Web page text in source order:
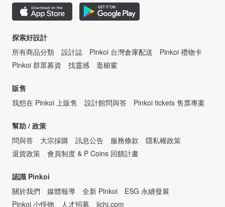
探索好設計
所有商品分類
設計誌 Pinkoi 台灣倉庫配送
Pinkoi 禮物卡
Pinkoi 群眾募資
找靈感 逛櫥窗
販售
我想在 Pinkoi 上販售
設計館問與答 Pinkoi tickets 售票專案
幫助 / 政策
問與答
大宗採購 訊息公告 服務條款
隱私權政策
退貨政策
會員制度 & P Coins 回饋計畫
認識 Pinkoi
關於我們
媒體報導 全新 Pinkoi
ESG 永續發展
Pinkoi 小怪物
人才招募 iichi.com